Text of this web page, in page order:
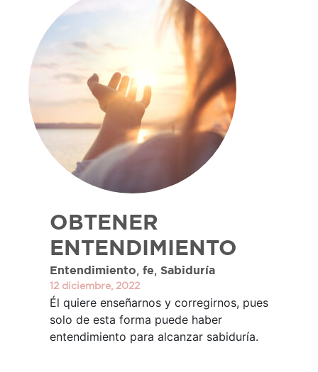
OBTENER
ENTENDIMIENTO
Entendimiento, fe, Sabiduría
12 diciembre, 2022
Él quiere enseñarnos y corregirnos, pues
solo de esta forma puede haber
entendimiento para alcanzar sabiduría.